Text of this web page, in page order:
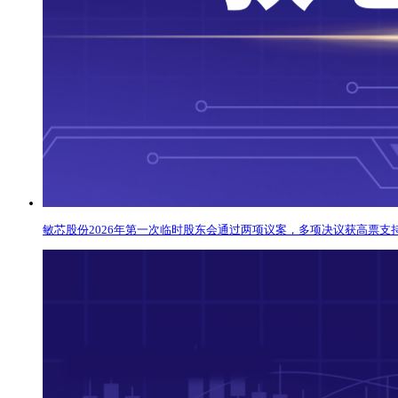
敏芯股份2026年第一次临时股东会通过两项议案，多项决议获高票支